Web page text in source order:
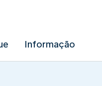
Informação